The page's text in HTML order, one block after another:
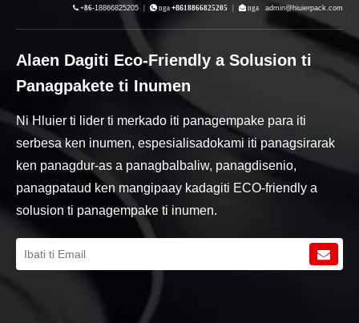
 +86-18866825205  nga +8618866825205  nga admin@hiuierpack.com
Alaen Dagiti Eco-Friendly a Solusion ti
Panagpakete ti Inumen
Ni Hluier ti lider ti merkado iti panagempake para iti
serbesa ken inumen, espesialisadokami iti panagsirarak
ken panagdur-as a panagbalbaliw, panagdisenio,
panagpataud ken mangipaay kadagiti ECO-friendly a
solusion ti panagempake ti inumen.